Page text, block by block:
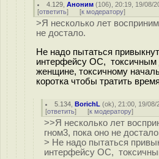
4.129 ,Аноним (106), 20:19, 19/08/
[ответить] [к модератору]
>Я несколько лет
не достало.
Не надо пытаться
интерфейсу ОС, токсичным
женщине, токсичному
коротка чтобы тратить
5.134 ,BorichL (ok), 21:00, 19/08/
[ответить] [к модератору]
>>Я несколько лет
гном3, пока оно не
> Не надо пытаться
интерфейсу ОС,